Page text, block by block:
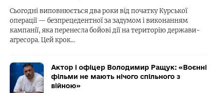
Сьогодні виповнюється два роки від початку Курської
операції — безпрецедентної за задумом і виконанням
кампанії, яка перенесла бойові дії на територію держави-
агресора. Цей крок…
Актор і офіцер Володимир Ращук: «Воєнні
фільми не мають нічого спільного з
війною»